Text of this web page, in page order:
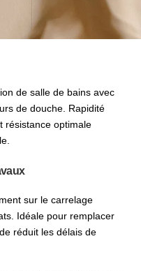
de salle de bains avec
de douche. Rapidité
résistance optimale
sur le carrelage
Idéale pour remplacer
réduit les délais de